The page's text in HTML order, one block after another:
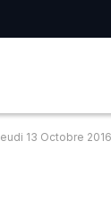
13 Octobre 2016